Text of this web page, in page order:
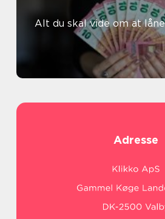
Alt du skal vide om at
Adresse